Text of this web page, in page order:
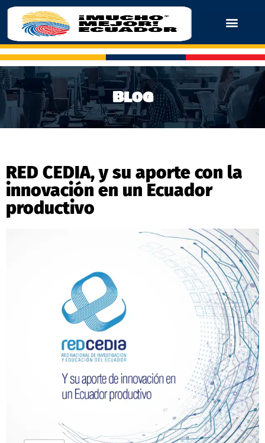
Blog
RED CEDIA, y su aporte con la
innovación en un Ecuador
productivo